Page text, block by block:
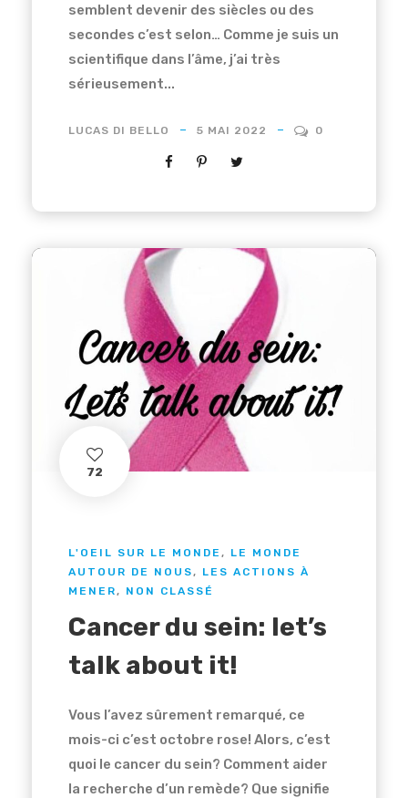
semblent devenir des siècles ou des
secondes c’est selon… Comme je suis un
scientifique dans l’âme, j’ai très
sérieusement...
LUCAS DI BELLO 5 MAI 2022 0
72
L'OEIL SUR LE MONDE , LE MONDE
AUTOUR DE NOUS, LES ACTIONS À
MENER, NON CLASSÉ
Cancer du sein: let’s
talk about it!
Vous l’avez sûrement remarqué, ce
mois-ci c’est octobre rose! Alors, c’est
quoi le cancer du sein? Comment aider
la recherche d’un remède? Que signifie